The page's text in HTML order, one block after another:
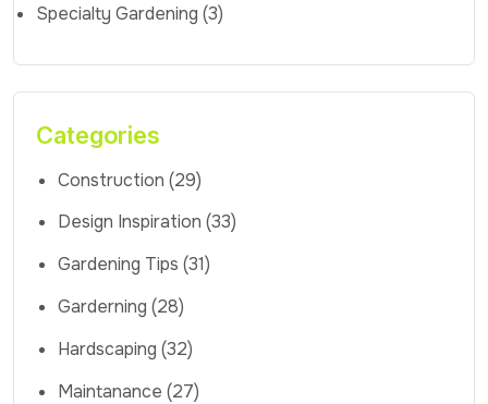
Specialty Gardening (3)
Categories
Construction (29)
Design Inspiration (33)
Gardening Tips (31)
Garderning (28)
Hardscaping (32)
Maintanance (27)